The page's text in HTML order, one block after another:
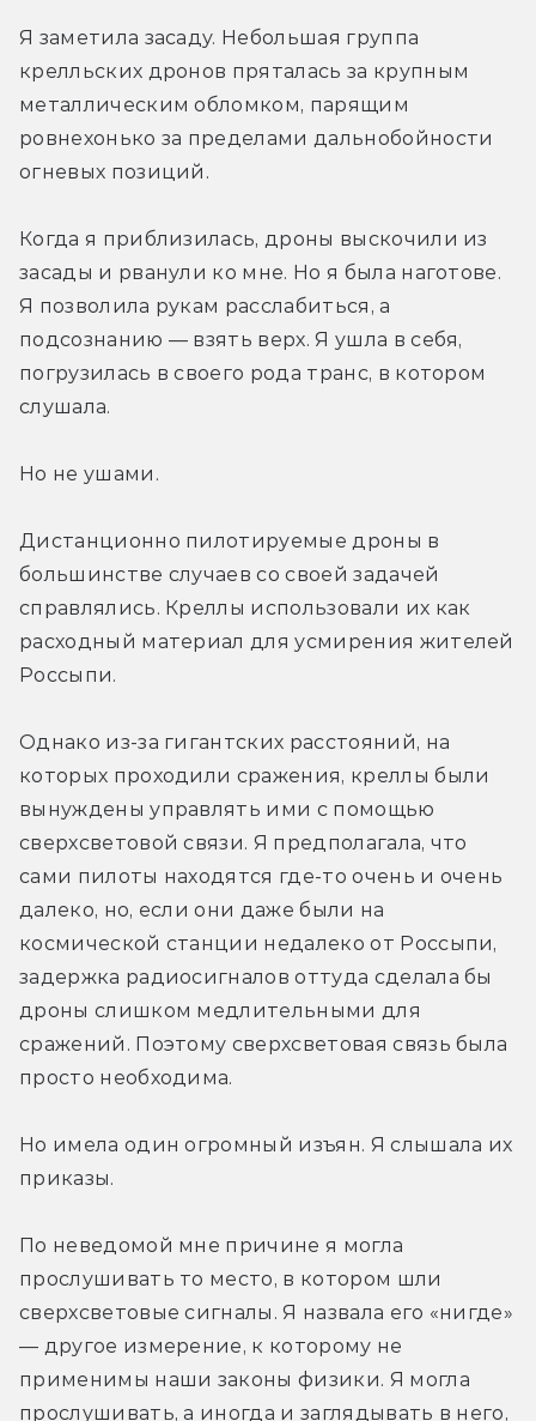
Я заметила засаду. Небольшая группа
крелльских дронов пряталась за крупным
металлическим обломком, парящим
ровнехонько за пределами дальнобойности
огневых позиций.
Когда я приблизилась, дроны выскочили из
засады и рванули ко мне. Но я была наготове.
Я позволила рукам расслабиться, а
подсознанию — взять верх. Я ушла в себя,
погрузилась в своего рода транс, в котором
слушала.
Но не ушами.
Дистанционно пилотируемые дроны в
большинстве случаев со своей задачей
справлялись. Креллы использовали их как
расходный материал для усмирения жителей
Россыпи.
Однако из-за гигантских расстояний, на
которых проходили сражения, креллы были
вынуждены управлять ими с помощью
сверхсветовой связи. Я предполагала, что
сами пилоты находятся где-то очень и очень
далеко, но, если они даже были на
космической станции недалеко от Россыпи,
задержка радиосигналов оттуда сделала бы
дроны слишком медлительными для
сражений. Поэтому сверхсветовая связь была
просто необходима.
Но имела один огромный изъян. Я слышала их
приказы.
По неведомой мне причине я могла
прослушивать то место, в котором шли
сверхсветовые сигналы. Я назвала его «нигде»
— другое измерение, к которому не
применимы наши законы физики. Я могла
прослушивать, а иногда и заглядывать в него,